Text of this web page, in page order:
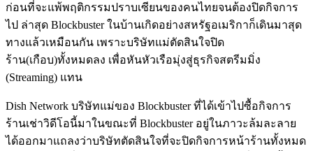
ก่อนที่จะแพ้พฤติกรรมปราบเซียนของคนไทยจนต้องปิดกิจการ
ไป ล่าสุด Blockbuster ในบ้านเกิดอย่างสหรัฐอเมริกาก็เดินมาสุด
ทางแล้วเหมือนกัน เพราะบริษัทแม่ตัดสินใจปิด
ร้าน(เกือบ)ทั้งหมดลง เพื่อหันหัวเรือมุ่งสู่ธุรกิจสตรีมมิ่ง
(Streaming) แทน
Dish Network บริษัทแม่ของ Blockbuster ที่ได้เข้าไปซื้อกิจการ
ร้านเช่าวิดีโอนี้มาในขณะที่ Blockbuster อยู่ในภาวะล้มละลาย
ได้ออกมาแถลงว่าบริษัทตัดสินใจที่จะปิดกิจการหน้าร้านทั้งหมด